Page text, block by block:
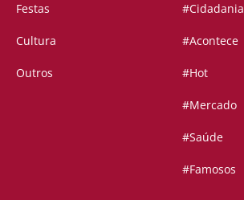
Festas
Cultura
Outros
#Cidadania
#Acontece
#Hot
#Mercado
#Saúde
#Famosos